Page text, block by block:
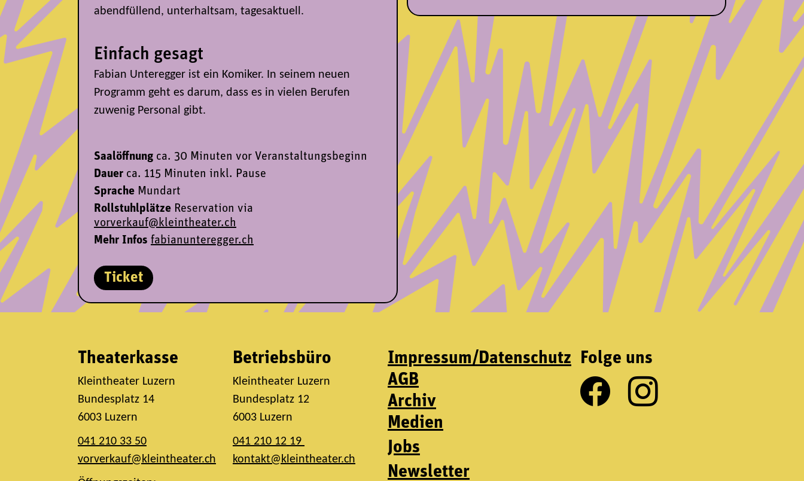
abendfüllend, unterhaltsam, tagesaktuell.
Einfach gesagt
Fabian Unteregger ist ein Komiker. In seinem neuen
Programm geht es darum, dass es in vielen Berufen
zuwenig Personal gibt.
Saalöffnung ca. 30 Minuten vor Veranstaltungsbeginn
Dauer ca. 115 Minuten inkl. Pause
Sprache Mundart
Rollstuhlplätze Reservation via
vorverkauf@kleintheater.ch
Mehr Infos fabianunteregger.ch
Ticket
Theaterkasse
Kleintheater Luzern
Bundesplatz 14
6003 Luzern
041 210 33 50
vorverkauf@kleintheater.ch
Betriebsbüro
Kleintheater Luzern
Bundesplatz 12
6003 Luzern
041 210 12 19
kontakt@kleintheater.ch
Impressum/Datenschutz
AGB
Archiv
Medien
Jobs
Newsletter
Folge uns